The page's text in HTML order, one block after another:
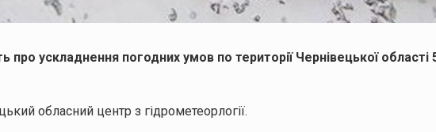
ускладнення погодних умов по території Чернівецької області
обласний центр з гідрометеорлогії.